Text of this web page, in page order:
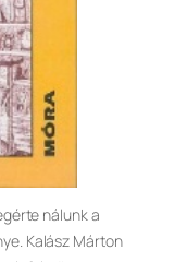
nálunk a
Kalász Márton